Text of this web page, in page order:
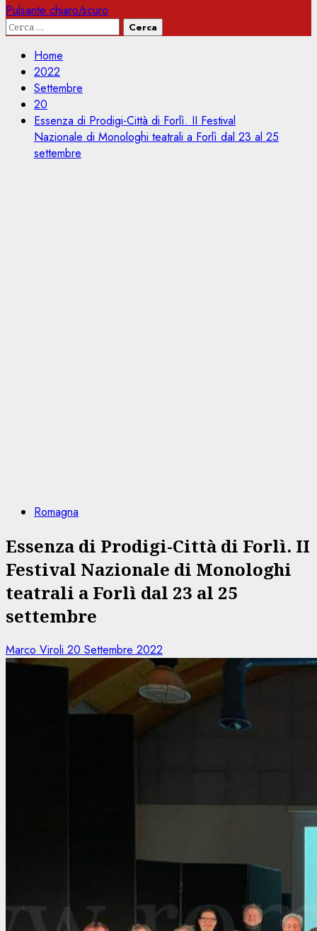
Pulsante chiaro/scuro
Ricerca
Home
2022
Settembre
20
Essenza di Prodigi-Città di Forlì. II Festival
Nazionale di Monologhi teatrali a Forlì dal 23 al 25
settembre
Romagna
Essenza di Prodigi-Città di Forlì. II
Festival Nazionale di Monologhi
teatrali a Forlì dal 23 al 25
settembre
Marco Viroli 20 Settembre 2022